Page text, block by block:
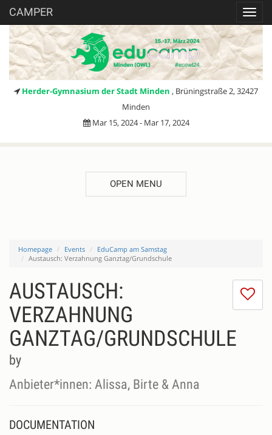
CAMPER
Herder-Gymnasium der Stadt Minden , Brüningstraße 2, 32427
Minden
Mar 15, 2024 - Mar 17, 2024
OPEN MENU
Homepage Events
EduCamp am Samstag
Austausch: Verzahnung Ganztag/Grundschule
I
AUSTAUSCH:
VERZAHNUNG
GANZTAG/GRUNDSCHULE
by
Anbieter*innen: Alissa, Birte & Anna
DOCUMENTATION